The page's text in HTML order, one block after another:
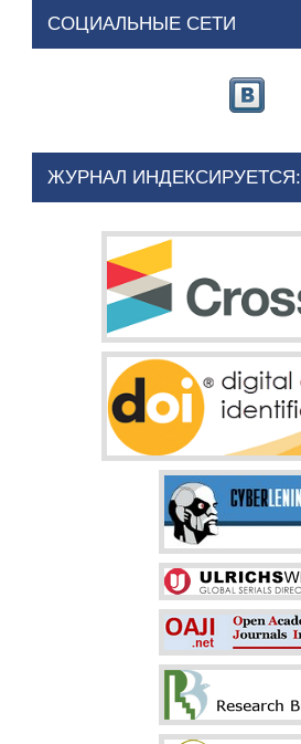
СОЦИАЛЬНЫЕ СЕТИ
ЖУРНАЛ ИНДЕКСИРУЕТСЯ: